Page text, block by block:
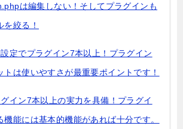
は編集しない！そしてプラグインも
を絞る！
定でプラグイン7本以上！プラグイン
トは使いやすさが最重要ポイントです！
イン7本以上の実力を具備！プラグイ
機能には基本的機能があれば十分です。